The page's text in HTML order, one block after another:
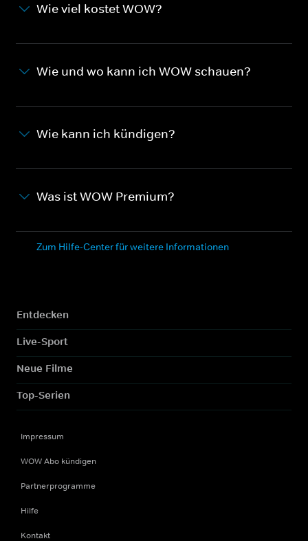
Wie viel kostet WOW?
Wie und wo kann ich WOW schauen?
Wie kann ich kündigen?
Was ist WOW Premium?
Zum Hilfe-Center für weitere Informationen
Entdecken
Live-Sport
Neue Filme
Top-Serien
Impressum
WOW Abo kündigen
Partnerprogramme
Hilfe
Kontakt